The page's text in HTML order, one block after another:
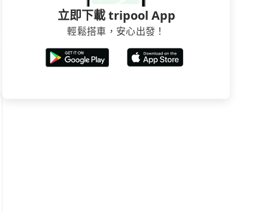
立即下載 tripool App
輕鬆搭車，安心出發！